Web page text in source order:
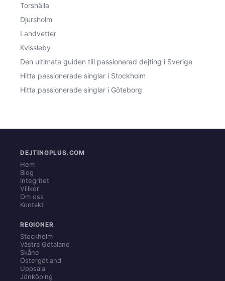
Torshälla
Djursholm
Landvetter
Kvissleby
Den ultimata guiden till passionerad dejting i Sverige
Hitta passionerade singlar i Stockholm
Hitta passionerade singlar i Göteborg
DEJTINGPLUS.COM
Hem
Blog
Integritet
Villkor
Om oss
Kontakt
REGIONER
Stockholm
Västra Götaland
Skåne
Östergötland
Uppsala
Jönköping